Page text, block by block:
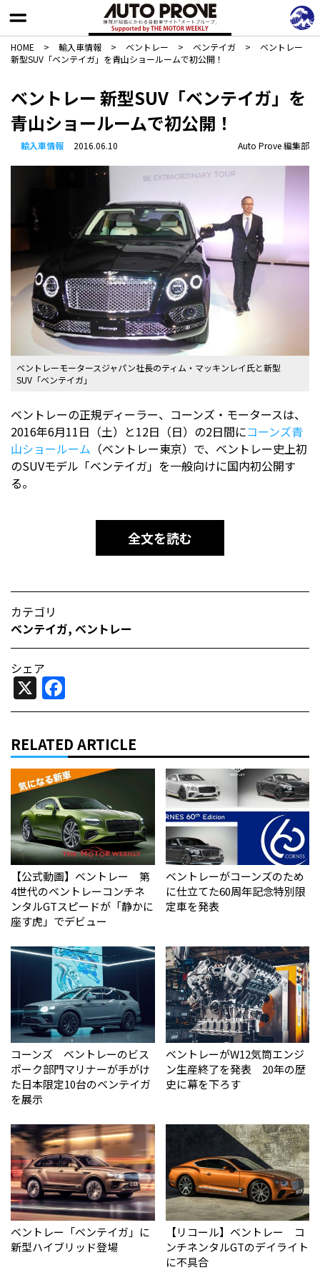
HOME > 輸入車情報 > ベントレー > ベンテイガ >
ベントレー
新型SUV「ベンテイガ」を青山ショールームで初公開！
ベントレー 新型SUV「ベンテイガ」を
青山ショールームで初公開！
輸入車情報 2016.06.10 Auto Prove 編集部
ベントレーモータースジャパン社長のティム・マッキンレイ氏と新型
SUV「ベンテイガ」
ベントレーの正規ディーラー、コーンズ・モータースは、
2016年6月11日（土）と12日（日）の2日間にコーンズ青
山ショールーム （ベントレー東京）で、ベントレー史上初
のSUVモデル「ベンテイガ」を一般向けに国内初公開す
る。
全文を読む
カテゴリ
ベンテイガ, ベントレー
シェア
X
RELATED ARTICLE
【公式動画】ベントレー 第
4世代のベントレーコンチネ
ンタルGTスピードが「静かに
座す虎」でデビュー
ベントレーがコーンズのため
に仕立てた60周年記念特別限
定車を発表
コーンズ ベントレーのビス
ポーク部門マリナーが手がけ
た日本限定10台のベンテイガ
を展示
ベントレーがW12気筒エンジ
ン生産終了を発表 20年の歴
史に幕を下ろす
ベントレー「ベンテイガ」に
新型ハイブリッド登場
【リコール】ベントレー コ
ンチネンタルGTのデイライト
に不具合